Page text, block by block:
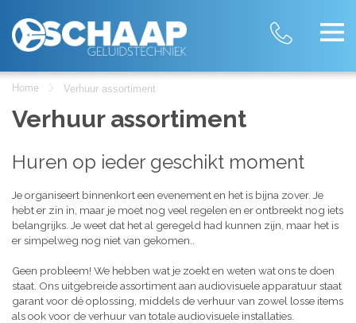
Home Verhuur assortiment
Verhuur assortiment
Huren op ieder geschikt moment
Je organiseert binnenkort een evenement en het is bijna zover. Je
hebt er zin in, maar je moet nog veel regelen en er ontbreekt nog iets
belangrijks. Je weet dat het al geregeld had kunnen zijn, maar het is
er simpelweg nog niet van gekomen..
Geen probleem! We hebben wat je zoekt en weten wat ons te doen
staat. Ons uitgebreide assortiment aan audiovisuele apparatuur staat
garant voor dé oplossing, middels de verhuur van zowel losse items
als ook voor de verhuur van totale audiovisuele installaties.